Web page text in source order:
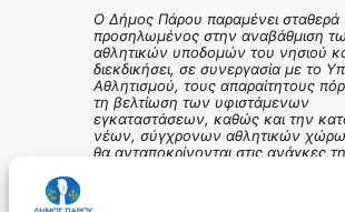
Ο Δήμος Πάρου παραμένει σταθερά
προσηλωμένος στην αναβάθμιση
αθλητικών υποδομών του νησιού
διεκδικήσει, σε συνεργασία με το
Αθλητισμού, τους απαραίτητους
τη βελτίωση των υφιστάμενων
εγκαταστάσεων, καθώς και την
νέων, σύγχρονων αθλητικών
θα ανταποκρίνονται στις ανάγκες